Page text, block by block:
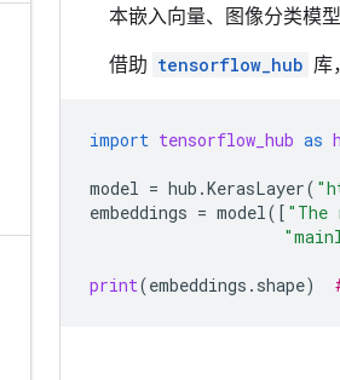
本嵌入向量、图像分类模
借助 tensorflow_hub 库
import tensorflow_hub as
model = hub .KerasLayer(
embeddings = model([
print(embeddings . shape)